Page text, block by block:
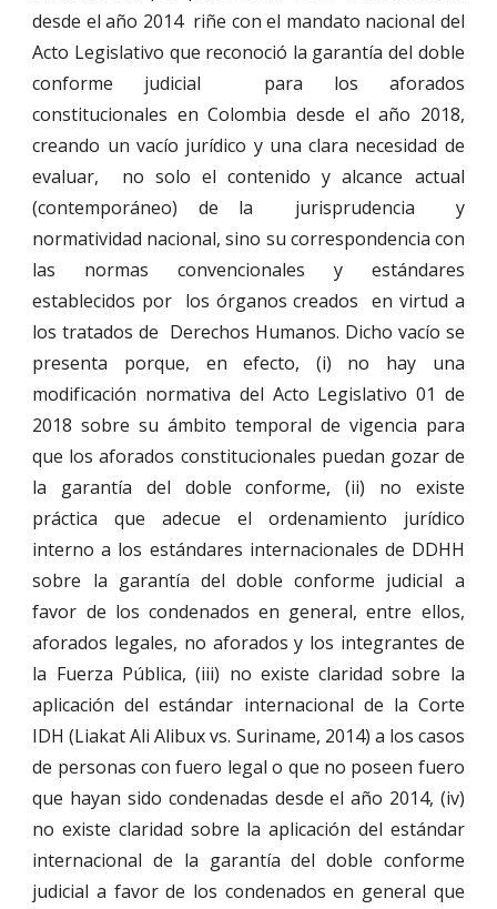
desde el año 2014 riñe con el mandato nacional del
Acto Legislativo que reconoció la garantía del doble
conforme judicial para los aforados
constitucionales en Colombia desde el año 2018,
creando un vacío jurídico y una clara necesidad de
evaluar, no solo el contenido y alcance actual
(contemporáneo) de la jurisprudencia y
normatividad nacional, sino su correspondencia con
las normas convencionales y estándares
establecidos por los órganos creados en virtud a
los tratados de Derechos Humanos. Dicho vacío se
presenta porque, en efecto, (i) no hay una
modificación normativa del Acto Legislativo 01 de
2018 sobre su ámbito temporal de vigencia para
que los aforados constitucionales puedan gozar de
la garantía del doble conforme, (ii) no existe
práctica que adecue el ordenamiento jurídico
interno a los estándares internacionales de DDHH
sobre la garantía del doble conforme judicial a
favor de los condenados en general, entre ellos,
aforados legales, no aforados y los integrantes de
la Fuerza Pública, (iii) no existe claridad sobre la
aplicación del estándar internacional de la Corte
IDH (Liakat Ali Alibux vs. Suriname, 2014) a los casos
de personas con fuero legal o que no poseen fuero
que hayan sido condenadas desde el año 2014, (iv)
no existe claridad sobre la aplicación del estándar
internacional de la garantía del doble conforme
judicial a favor de los condenados en general que